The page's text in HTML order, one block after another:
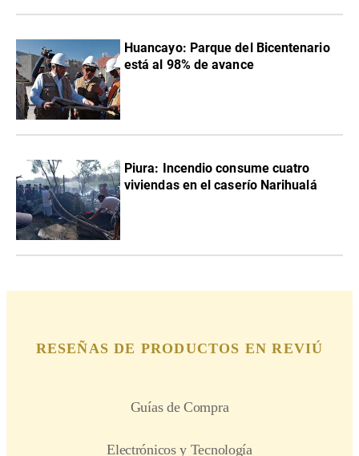
Huancayo: Parque del Bicentenario
está al 98% de avance
Piura: Incendio consume cuatro
viviendas en el caserío Narihualá